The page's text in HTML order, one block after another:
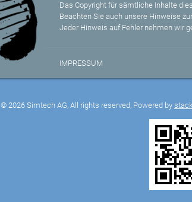
Das Copyright für sämtliche Inhalte
Beachten Sie auch unsere Hinweise
Jeder Hinweis auf Fehler nehmen wir
IMPRESSUM
© 2026 Simtech AG, All rights reserved, Powered by